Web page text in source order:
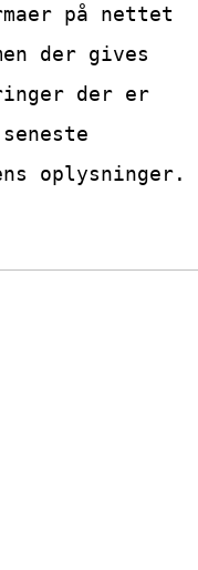
på nettet
der gives
der er
oplysninger.